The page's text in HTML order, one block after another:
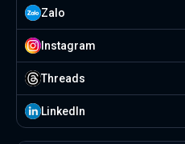
Zalo
Instagram
Threads
Linkedln